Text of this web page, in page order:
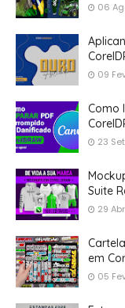
06
09
Como
23
Suite
29
em
05